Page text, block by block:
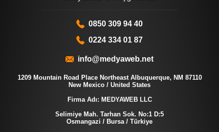
0850 309 94 40
0224 334 01 87
info@medyaweb.net
1209 Mountain Road Place Northeast Albuquerque, NM 87110
New Mexico / United States
Firma Adı: MEDYAWEB LLC
Selimiye Mah. Tarhan Sok. No:1 D:5
Osmangazi / Bursa / Türkiye